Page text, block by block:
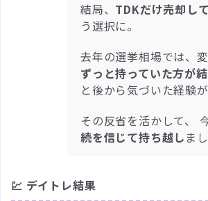
結局、 TDKだけ売却し
う選択に。
去年の選挙相場では、
ずっと持っていた方が
と後から気づいた経験が
その反省を活かして、
続を信じて持ち越し ま
💹 デイトレ結果